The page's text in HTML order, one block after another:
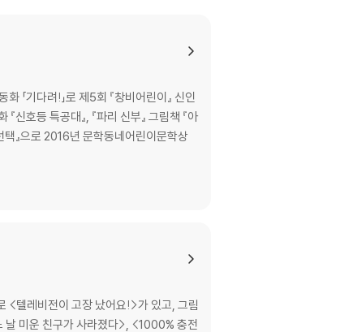
기다려!」로 제5회 『창비어린이』 신인
신호등 특공대』, 『파리 신부』 그림책 『아
택』으로 2016년 문학동네어린이문학상
<텔레비전이 고장 났어요!>가 있고, 그림
미운 친구가 사라졌다>, <1000% 충전